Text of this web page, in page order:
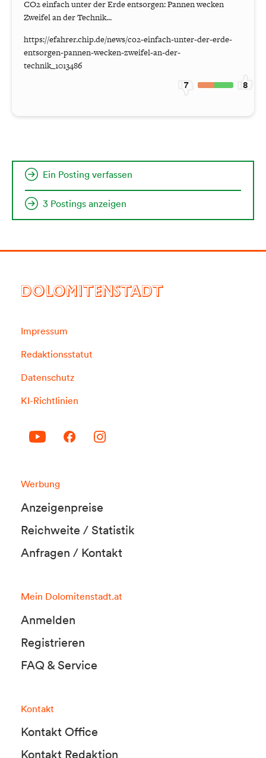
CO2 einfach unter der Erde entsorgen: Pannen wecken
Zweifel an der Technik...
https://efahrer.chip.de/news/co2-einfach-unter-der-erde-
entsorgen-pannen-wecken-zweifel-an-der-
technik_1013486
7 8
Ein Posting verfassen
3 Postings anzeigen
DOLOMITENSTADT
Impressum
Redaktionsstatut
Datenschutz
KI-Richtlinien
Werbung
Anzeigenpreise
Reichweite / Statistik
Anfragen / Kontakt
Mein Dolomitenstadt.at
Anmelden
Registrieren
FAQ & Service
Kontakt
Kontakt Office
Kontakt Redaktion